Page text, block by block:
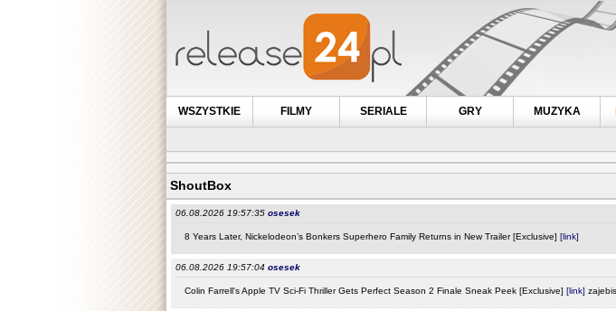
WSZYSTKIE FILMY SERIALE GRY MUZYKA
ShoutBox